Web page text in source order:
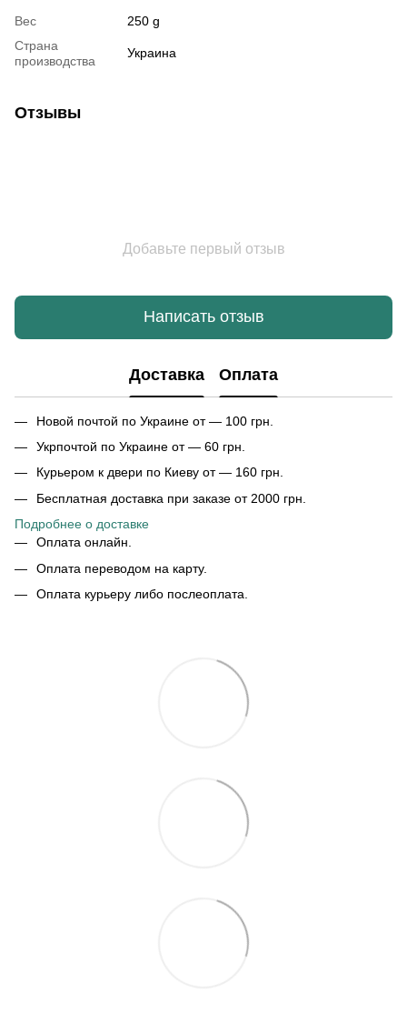
Вес
250 g
Страна
производства
Украина
Отзывы
Добавьте первый отзыв
Написать отзыв
Доставка Оплата
Новой почтой по Украине от — 100 грн.
Укрпочтой по Украине от — 60 грн.
Курьером к двери по Киеву от — 160 грн.
Бесплатная доставка при заказе от 2000 грн.
Подробнее о доставке
Оплата онлайн.
Оплата переводом на карту.
Оплата курьеру либо послеоплата.